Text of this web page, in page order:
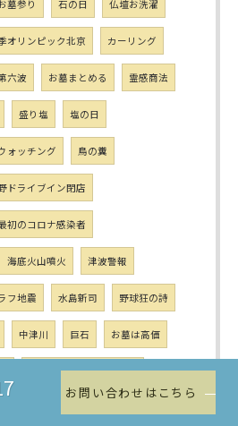
参り 石の日 仏壇お洗濯
オリンピック北京 カーリング
六波 お墓まとめる 霊感商法
盛り塩 塩の日
ォッチング 鳥の糞
ドライブイン閉店
初のコロナ感染者
海底火山噴火 津波警報
フ地震 水島新司 野球狂の詩
中津川 巨石 お墓は高価
トンガ国際緊急援助活動
墓地
お問い合わせはこちら